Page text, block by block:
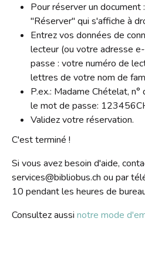
Pour réserver un document
"Réserver" qui s'affiche à
Entrez vos données de
lecteur (ou votre adresse
passe : votre numéro de
lettres de votre nom de
P.ex.: Madame Chételat,
le mot de passe:
Validez votre réservation.
C'est terminé !
Si vous avez besoin d'aide,
services@bibliobus.ch ou par
10 pendant les heures de
Consultez aussi notre mode